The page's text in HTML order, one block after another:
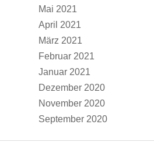
Mai 2021
April 2021
März 2021
Februar 2021
Januar 2021
Dezember 2020
November 2020
September 2020